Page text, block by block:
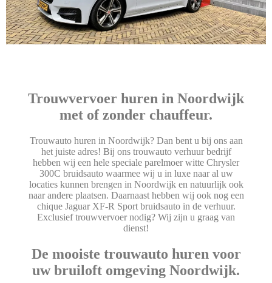
Trouwvervoer huren in Noordwijk
met of zonder chauffeur.
Trouwauto huren in Noordwijk? Dan bent u bij ons aan
het juiste adres! Bij ons trouwauto verhuur bedrijf
hebben wij een hele speciale parelmoer witte Chrysler
300C bruidsauto waarmee wij u in luxe naar al uw
locaties kunnen brengen in Noordwijk en natuurlijk ook
naar andere plaatsen. Daarnaast hebben wij ook nog een
chique Jaguar XF-R Sport bruidsauto in de verhuur.
Exclusief trouwvervoer nodig? Wij zijn u graag van
dienst!
De mooiste trouwauto huren voor
uw bruiloft omgeving Noordwijk.